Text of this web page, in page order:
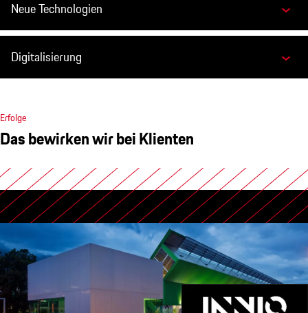
Neue Technologien
Digitalisierung
Erfolge
Das bewirken wir bei Klienten